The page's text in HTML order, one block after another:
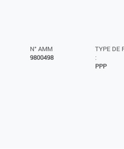
N° AMM
9800498
TYPE DE
:
PPP